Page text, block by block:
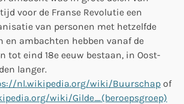
voor de Franse Revolutie een
van personen met hetzelfde
en ambachten hebben vanaf de
tot eind 18e eeuw bestaan, in Oost-
langer.
nl.wikipedia.org/wiki/Buurschap of
wiki/Gilde_(beroepsgroep)